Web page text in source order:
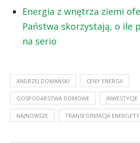
Energia z wnętrza ziemi
Państwa skorzystają, o ile
na serio
ANDRZEJ DOMAŃSKI CENY ENERGII
GOSPODARSTWA DOMOWE INWESTYCJE
NAJNOWSZE TRANSFORMACJA